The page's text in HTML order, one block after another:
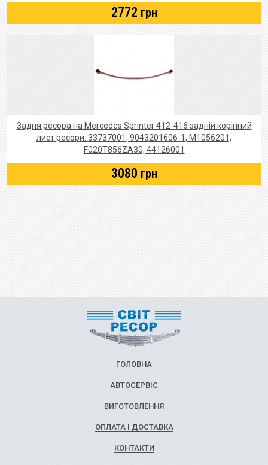
2772 грн
Задня ресора на Mercedes Sprinter 412-416 задній корінний
лист ресори. 33737001, 9043201606-1, M1056201,
F020T856ZA30, 44126001
3080 грн
ГОЛОВНА
АВТОСЕРВІС
ВИГОТОВЛЕННЯ
ОПЛАТА І ДОСТАВКА
КОНТАКТИ